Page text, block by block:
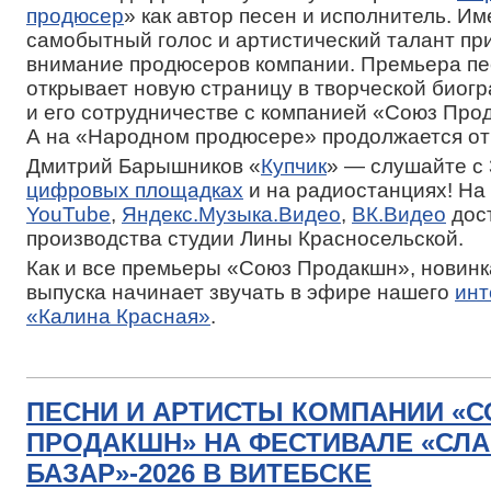
продюсер» как автор песен и исполнитель.
самобытный голос и артистический талант
внимание продюсеров компании. Премьера
открывает новую страницу в творческой
и его сотрудничестве с компанией «Союз
А на «Народном продюсере» продолжается
Дмитрий Барышников «Купчик» — слушайте
цифровых площадках и на радиостанциях!
YouTube, Яндекс.Музыка.Видео, ВК.Видео
производства студии Лины Красносельской.
Как и все премьеры «Союз Продакшн»,
выпуска начинает звучать в эфире нашего
«Калина Красная».
ПЕСНИ И АРТИСТЫ КОМПАНИИ
ПРОДАКШН» НА ФЕСТИВАЛЕ
БАЗАР»-2026 В ВИТЕБСКЕ